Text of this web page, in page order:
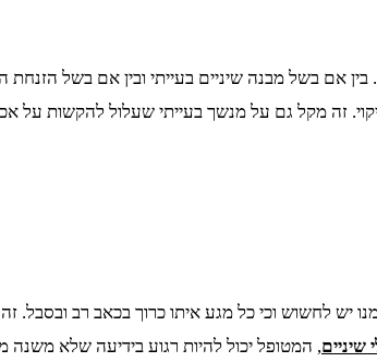
בין אם בשל מבנה שיניים בעייתי ובין אם בשל
זה מקל גם על מנשך בעייתי שעלול להקשות על
יש לחשוש וכי כל מגע איתו כרוך בכאב רב
שיניים, המטופל יכול להיות רגוע בידיעה שלא משנה